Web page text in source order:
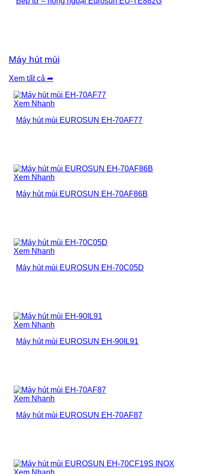
Máy hút mùi
Xem tất cả ➦
Xem Nhanh
Máy hút mùi EUROSUN EH-70AF77
Xem Nhanh
Máy hút mùi EUROSUN EH-70AF86B
Xem Nhanh
Máy hút mùi EUROSUN EH-70C05D
Xem Nhanh
Máy hút mùi EUROSUN EH-90IL91
Xem Nhanh
Máy hút mùi EUROSUN EH-70AF87